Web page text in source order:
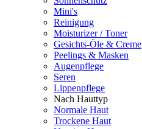
Mini's
Reinigung
Moisturizer / Toner
Gesichts-Öle & Creme
Peelings & Masken
Augenpflege
Seren
Lippenpflege
Nach Hauttyp
Normale Haut
Trockene Haut